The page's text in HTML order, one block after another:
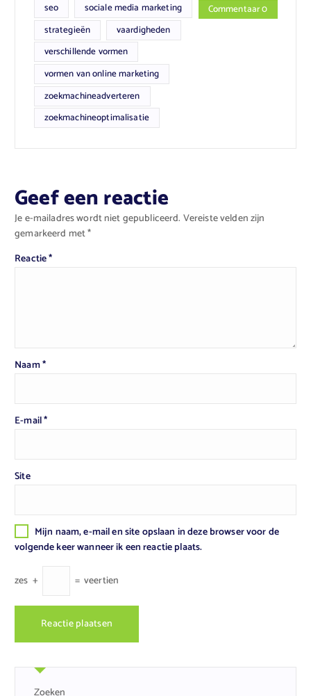
seo
sociale media marketing
strategieën
vaardigheden
verschillende vormen
vormen van online marketing
zoekmachineadverteren
zoekmachineoptimalisatie
Commentaar 0
Geef een reactie
Je e-mailadres wordt niet gepubliceerd. Vereiste velden zijn
gemarkeerd met*
Reactie*
Naam*
E-mail*
Site
Mijn naam, e-mail en site opslaan in deze browser voor de
volgende keer wanneer ik een reactie plaats.
zes + = veertien